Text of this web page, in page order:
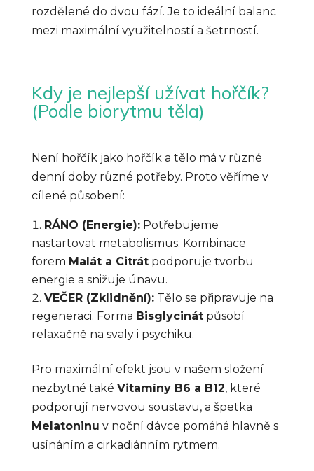
rozdělené do dvou fází. Je to ideální balanc
mezi maximální využitelností a šetrností.
Kdy je nejlepší užívat hořčík?
(Podle biorytmu těla)
Není hořčík jako hořčík a tělo má v různé
denní doby různé potřeby. Proto věříme v
cílené působení:
RÁNO (Energie):Potřebujeme
nastartovat metabolismus. Kombinace
forem Malát a Citrátpodporuje tvorbu
energie a snižuje únavu.
VEČER (Zklidnění):Tělo se připravuje na
regeneraci. Forma Bisglycinátpůsobí
relaxačně na svaly i psychiku.
Pro maximální efekt jsou v našem složení
nezbytné také Vitamíny B6 a B12, které
podporují nervovou soustavu, a špetka
Melatoninu v noční dávce pomáhá hlavně s
usínáním a cirkadiánním rytmem.